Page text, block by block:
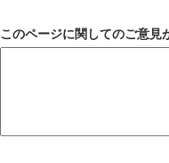
このページに関してのご意見